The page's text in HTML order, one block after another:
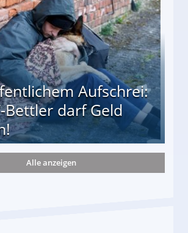
Aufschrei:
Bettler darf Geld
Alle anzeigen